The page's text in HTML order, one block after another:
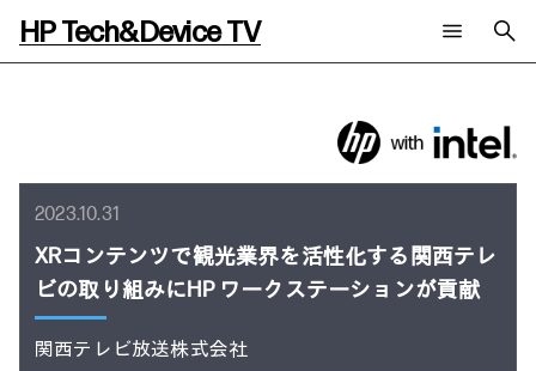
HP Tech&Device TV
AIの進化と活用事例
製品トレンド & レビュー
教育とテクノロジー
ハイブリッドワーク
イベントレポート
AI PC
AIワークステーション
WXP（DEXツール）
メールニュース会員登録
日本HP 公式Webサイト
2023.10.31
XRコンテンツで観光業界を活性化する関西テレ
ビの取り組みにHP ワークステーションが貢献
関西テレビ放送株式会社